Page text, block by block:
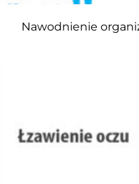
Nawodnienie